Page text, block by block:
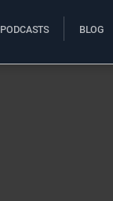
PODCASTS BLOG